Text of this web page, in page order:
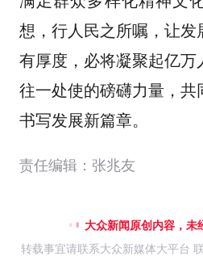
想，行人民之所嘱，让发
有厚度，必将凝聚起亿万
往一处使的磅礴力量，共
书写发展新篇章。
责任编辑：张兆友
大众新闻原创内容，未
转载事宜请联系大众新媒体大平台